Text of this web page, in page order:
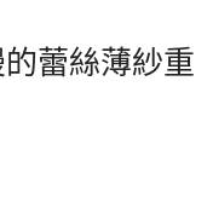
蕾絲薄紗重